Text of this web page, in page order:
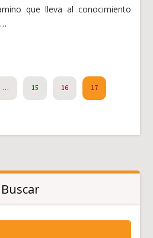
que lleva al conocimiento
… 15 16 17
Buscar